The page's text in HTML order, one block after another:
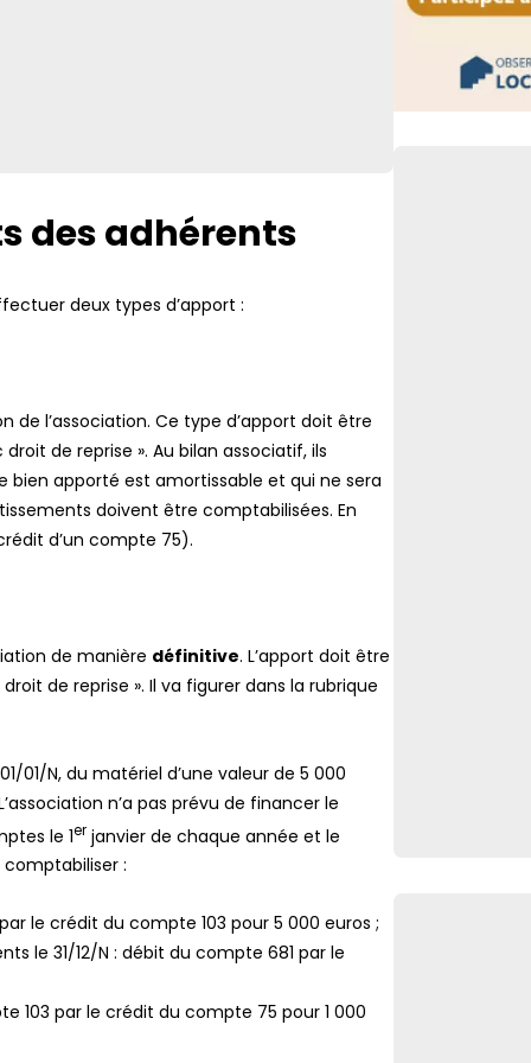
des adhérents
deux types d’apport :
de l’association. Ce type d’apport doit être
de reprise ». Au bilan associatif, ils
bien apporté est amortissable et qui ne sera
doivent être comptabilisées. En
d’un compte 75).
de manière définitive. L’apport doit être
de reprise ». Il va figurer dans la rubrique
01/N, du matériel d’une valeur de 5 000
n’a pas prévu de financer le
le 1er janvier de chaque année et le
:
le crédit du compte 103 pour 5 000 euros ;
le 31/12/N : débit du compte 681 par le
103 par le crédit du compte 75 pour 1 000
Retour de
FLASH
Facturation